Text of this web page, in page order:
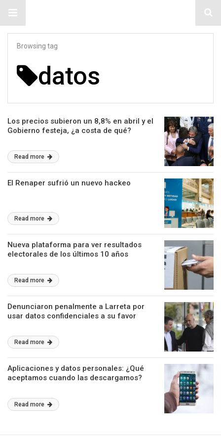
Browsing tag
datos
Los precios subieron un 8,8% en abril y el
Gobierno festeja, ¿a costa de qué?
Read more
El Renaper sufrió un nuevo hackeo
Read more
Nueva plataforma para ver resultados
electorales de los últimos 10 años
Read more
Denunciaron penalmente a Larreta por
usar datos confidenciales a su favor
Read more
Aplicaciones y datos personales: ¿Qué
aceptamos cuando las descargamos?
Read more